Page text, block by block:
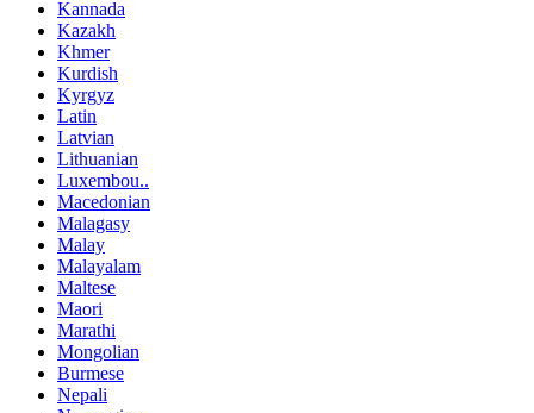
Kannada
Kazakh
Khmer
Kurdish
Kyrgyz
Latin
Latvian
Lithuanian
Luxembou..
Macedonian
Malagasy
Malay
Malayalam
Maltese
Maori
Marathi
Mongolian
Burmese
Nepali